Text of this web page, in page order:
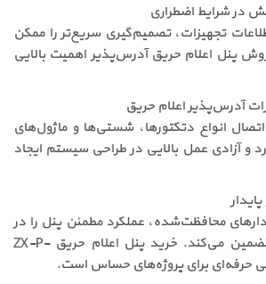
در شرایط اضطراری
تجهیزات، تصمیم‌گیری سریع‌تر را ممکن
پنل اعلام حریق آدرس‌پذیر اهمیت بالایی
آدرس‌پذیر اعلام حریق
انواع دتکتورها، شستی‌ها و ماژول‌های
و آزادی عمل بالایی در طراحی سیستم ایجاد
محافظت‌شده، عملکرد مطمئن پنل را در
شرایط مختلف تضمین می‌کند. خرید پنل اعلام حریق ZX-P-